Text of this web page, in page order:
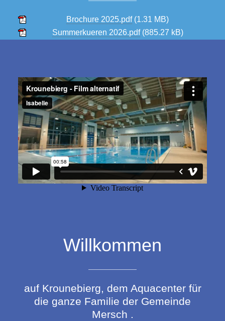
Brochure 2025.pdf (1.31 MB)
Summerkueren 2026.pdf (885.27 kB)
Willkommen
auf Krounebierg, dem Aquacenter für
die ganze Familie der Gemeinde
Mersch .